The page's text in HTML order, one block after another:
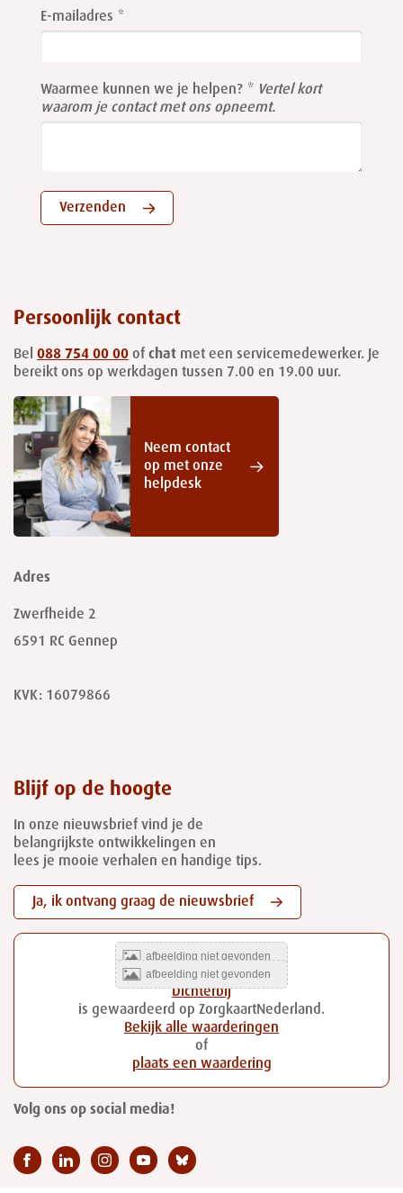
this
field
E-mailadres
Waarmee kunnen we je helpen?
Vertel kort
waarom je contact met ons opneemt.
Verzenden
Persoonlijk contact
Bel 088 754 00 00 of chat met een servicemedewerker. Je
bereikt ons op werkdagen tussen 7.00 en 19.00 uur.
Neem contact
op met onze
helpdesk
Adres
Zwerfheide 2
6591 RC Gennep
KVK: 16079866
Blijf op de hoogte
In onze nieuwsbrief vind je de
belangrijkste ontwikkelingen en
lees je mooie verhalen en handige tips.
Ja, ik ontvang graag de nieuwsbrief
Dichterbij
is gewaardeerd op ZorgkaartNederland.
Bekijk alle waarderingen
of
plaats een waardering
Volg ons op social media!